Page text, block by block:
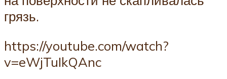
грязь.
https://youtube.com/watch?
v=eWjTuIkQAnc